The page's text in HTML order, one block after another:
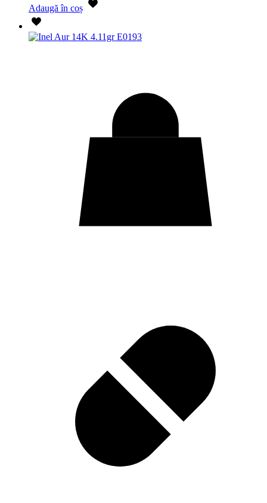
Adaugă în coș